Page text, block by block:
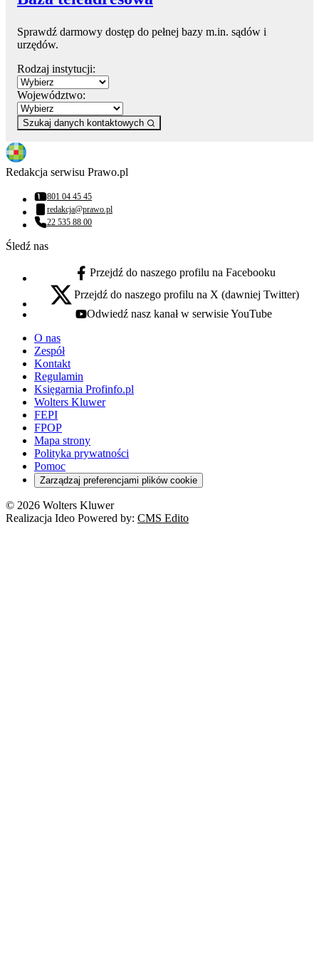
Sprawdź darmowy dostęp do pełnej bazy m.in. sądów i
urzędów.
Rodzaj instytucji:
Województwo:
Szukaj danych kontaktowych
Redakcja serwisu Prawo.pl
Numer telefonu:
801 04 45 45
Adres email:
redakcja@prawo.pl
Numer telefonu:
22 535 88 00
Śledź nas
facebook - otwiera się w nowej karcie
Przejdź do naszego profilu na Facebooku
x - otwiera się w nowej karcie
Przejdź do naszego profilu na X (dawniej Twitter)
youtube - otwiera się w nowej karcie
Odwiedź nasz kanał w serwisie YouTube
O nas
Zespół
Kontakt
Regulamin
Księgarnia Profinfo.pl
Wolters Kluwer
FEPI
FPOP
Mapa strony
Polityka prywatności
Pomoc
Zarządzaj preferencjami plików cookie
© 2026 Wolters Kluwer
Realizacja Ideo Powered by: CMS Edito